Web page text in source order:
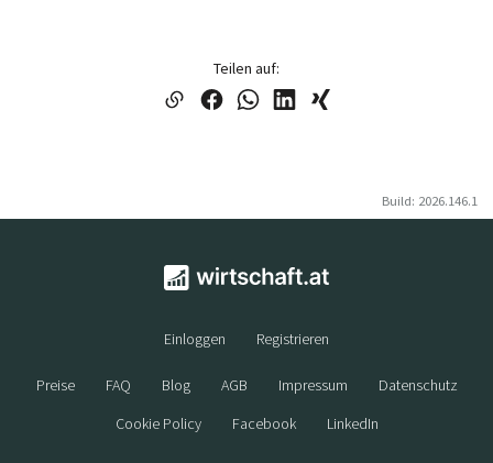
Teilen auf:
Build: 2026.146.1
Einloggen Registrieren
Preise FAQ Blog AGB Impressum
Datenschutz
Cookie Policy
Facebook LinkedIn